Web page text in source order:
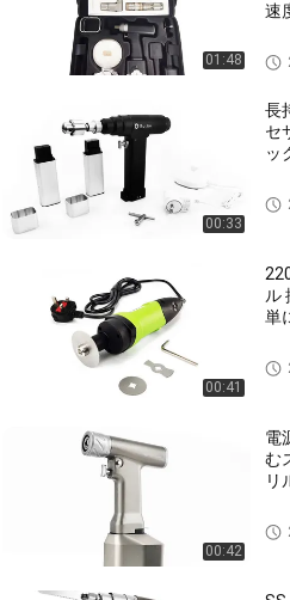
01:48
速
多
00:33
長
セ
ッ
外
00:41
ル
単
電
00:42
電
む
リ
脊